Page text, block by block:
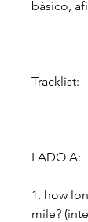
básico,
Tracklist:
LADO A:
1. how
mile?